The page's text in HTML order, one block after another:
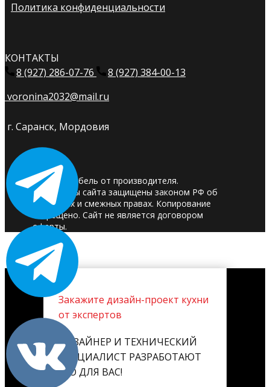
Политика конфиденциальности
КОНТАКТЫ
8 (927) 286-07-76
8 (927) 384-00-13
voronina2032@mail.ru
г. Саранск, Мордовия
© 2025. Мебель от производителя.
Материалы сайта защищены законом РФ об
авторских и смежных правах. Копирование
запрещено. Сайт не является договором
оферты.
Закажите дизайн-проект кухни
от экспертов
ДИЗАЙНЕР И ТЕХНИЧЕСКИЙ
СПЕЦИАЛИСТ РАЗРАБОТАЮТ
ЕГО ДЛЯ ВАС!